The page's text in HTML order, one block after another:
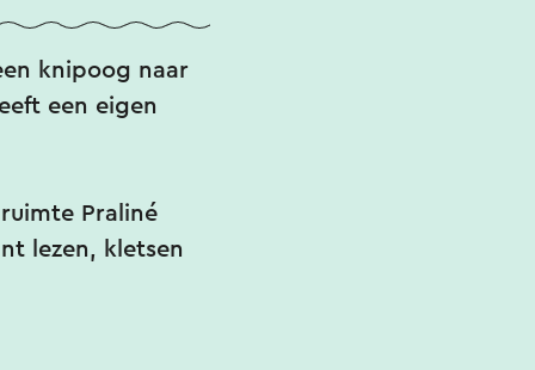
knipoog naar
een eigen
Praliné
lezen, kletsen